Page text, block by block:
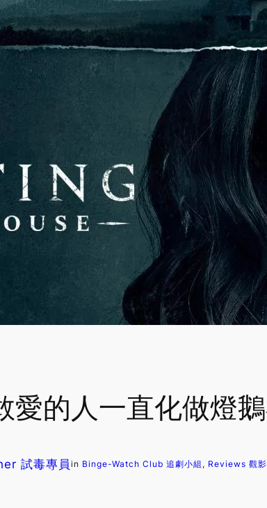
愛的人一直化做燈
試毒專員 in Binge-Watch Club 追劇小組 , Reviews 觀